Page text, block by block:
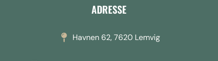
ADRESSE
Havnen 62, 7620 Lemvig